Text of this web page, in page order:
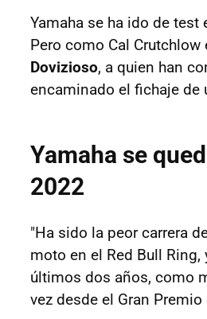
Yamaha se ha ido de
Pero como Cal Crutchlow
Dovizioso, a quien han
encaminado el fichaje de
Yamaha se
2022
"Ha sido la peor carrera
moto en el Red Bull
últimos dos años, como
vez desde el Gran